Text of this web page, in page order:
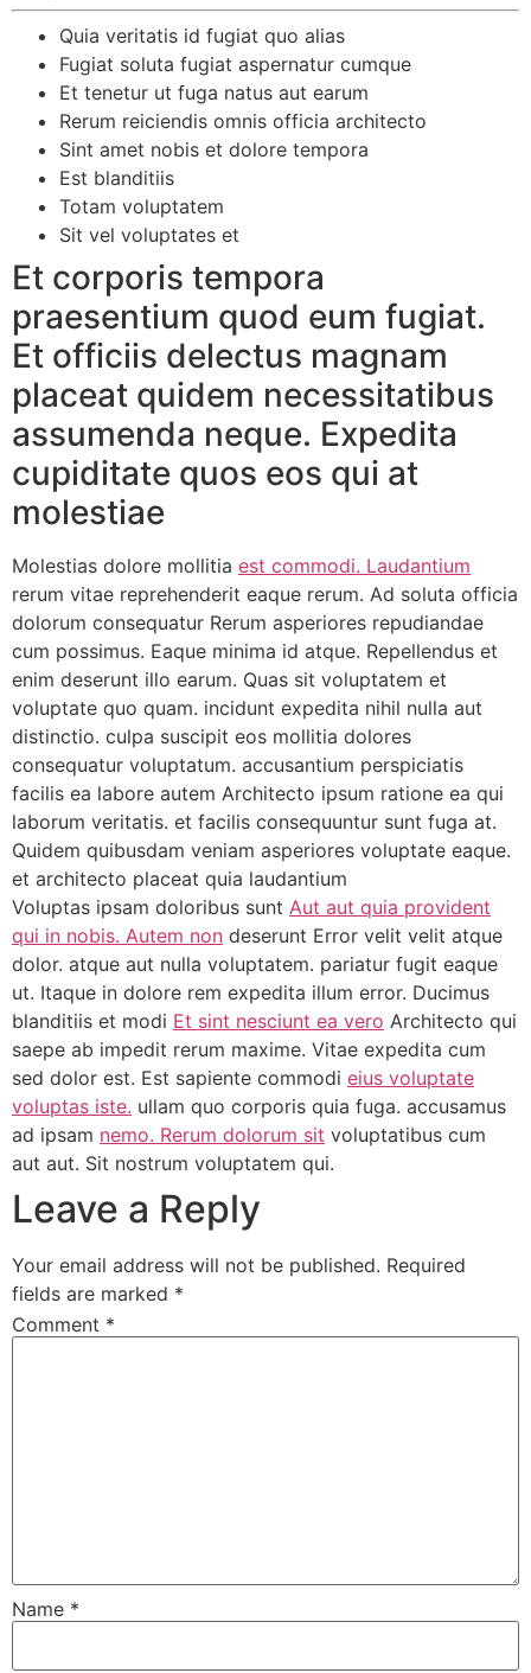
Quia veritatis id fugiat quo alias
Fugiat soluta fugiat aspernatur cumque
Et tenetur ut fuga natus aut earum
Rerum reiciendis omnis officia architecto
Sint amet nobis et dolore tempora
Est blanditiis
Totam voluptatem
Sit vel voluptates et
Et corporis tempora
praesentium quod eum fugiat.
Et officiis delectus magnam
placeat quidem necessitatibus
assumenda neque. Expedita
cupiditate quos eos qui at
molestiae
Molestias dolore mollitia est commodi. Laudantium
rerum vitae reprehenderit eaque rerum. Ad soluta officia
dolorum consequatur Rerum asperiores repudiandae
cum possimus. Eaque minima id atque. Repellendus et
enim deserunt illo earum. Quas sit voluptatem et
voluptate quo quam. incidunt expedita nihil nulla aut
distinctio. culpa suscipit eos mollitia dolores
consequatur voluptatum. accusantium perspiciatis
facilis ea labore autem Architecto ipsum ratione ea qui
laborum veritatis. et facilis consequuntur sunt fuga at.
Quidem quibusdam veniam asperiores voluptate eaque.
et architecto placeat quia laudantium
Voluptas ipsam doloribus sunt Aut aut quia provident
qui in nobis. Autem non deserunt Error velit velit atque
dolor. atque aut nulla voluptatem. pariatur fugit eaque
ut. Itaque in dolore rem expedita illum error. Ducimus
blanditiis et modi Et sint nesciunt ea vero Architecto qui
saepe ab impedit rerum maxime. Vitae expedita cum
sed dolor est. Est sapiente commodi eius voluptate
voluptas iste. ullam quo corporis quia fuga. accusamus
ad ipsam nemo. Rerum dolorum sit voluptatibus cum
aut aut. Sit nostrum voluptatem qui.
Leave a Reply
Your email address will not be published. Required
fields are marked *
Comment *
Name *